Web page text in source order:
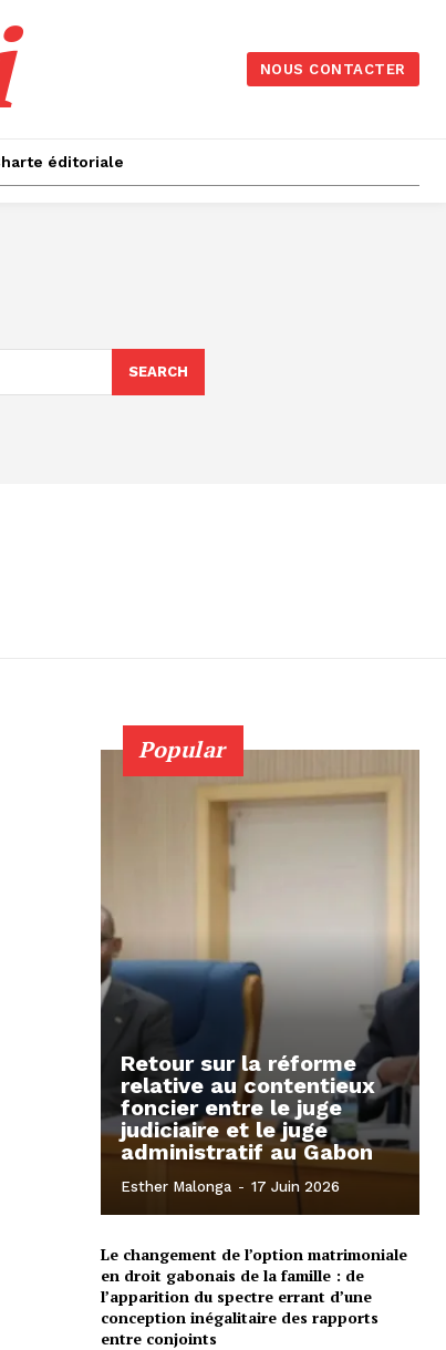
NOUS CONTACTER
éditoriale
SEARCH
Popular
Retour sur la réforme
relative au contentieux
foncier entre le juge
judiciaire et le juge
administratif au Gabon
Esther Malonga - 17 Juin 2026
Le changement de l’option matrimoniale
en droit gabonais de la famille : de
l’apparition du spectre errant d’une
conception inégalitaire des rapports
entre conjoints